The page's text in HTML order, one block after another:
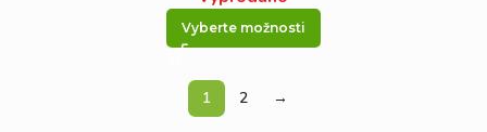
Vyberte možnosti
1 2 →